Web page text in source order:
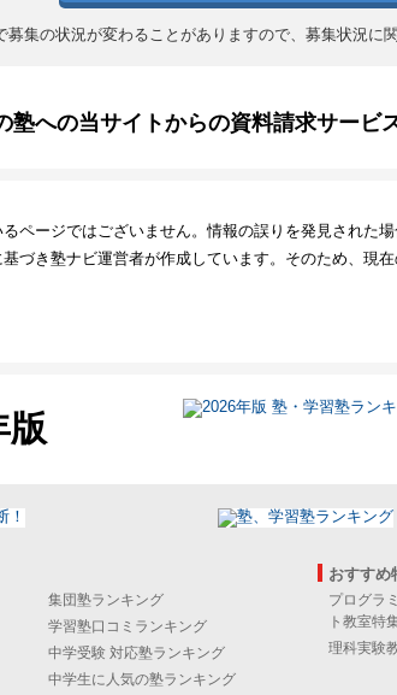
集の状況が変わることがありますので、募集状況に
塾への当サイトからの資料請求サービ
ページではございません。情報の誤りを発見された
づき塾ナビ運営者が作成しています。そのため、現在
版
集団塾ランキング
学習塾口コミランキング
中学受験 対応塾ランキング
中学生に人気の塾ランキング
おすすめ
プログラ
ト教室特
理科実験